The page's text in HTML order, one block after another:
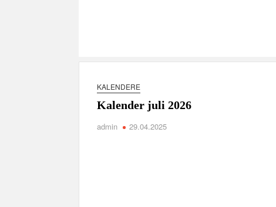
KALENDERE
Kalender juli 2026
admin 29.04.2025